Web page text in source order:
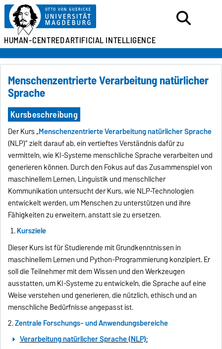
HUMAN-CENTREDARTIFICIAL INTELLIGENCE
Menschenzentrierte Verarbeitung natürlicher
Sprache
Kursbeschreibung
Der Kurs „Menschenzentrierte Verarbeitung natürlicher Sprache
(NLP)“ zielt darauf ab, ein vertieftes Verständnis dafür zu
vermitteln, wie KI-Systeme menschliche Sprache verarbeiten und
generieren können. Durch den Fokus auf das Zusammenspiel von
maschinellem Lernen, Linguistik und menschlicher
Kommunikation untersucht der Kurs, wie NLP-Technologien
entwickelt werden, um Menschen zu unterstützen und ihre
Fähigkeiten zu erweitern, anstatt sie zu ersetzen.
Kursziele
Dieser Kurs ist für Studierende mit Grundkenntnissen in
maschinellem Lernen und Python-Programmierung konzipiert. Er
soll die Teilnehmer mit dem Wissen und den Werkzeugen
ausstatten, um KI-Systeme zu entwickeln, die Sprache auf eine
Weise verstehen und generieren, die nützlich, ethisch und an
menschliche Bedürfnisse angepasst ist.
2.Zentrale Forschungs- und Anwendungsbereiche
Verarbeitung natürlicher Sprache (NLP):